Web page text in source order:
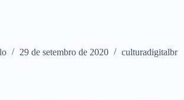
29 de setembro de 2020 culturadigitalbr